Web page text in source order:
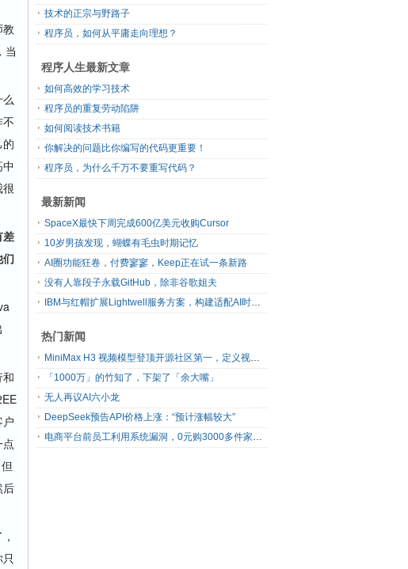
当
差
们
后
技术的正宗与野路子
程序员，如何从平庸走向理想？
程序人生最新文章
如何高效的学习技术
程序员的重复劳动陷阱
如何阅读技术书籍
你解决的问题比你编写的代码更重要！
程序员，为什么千万不要重写代码？
最新新闻
SpaceX最快下周完成600亿美元收购Cursor
10岁男孩发现，蝴蝶有毛虫时期记忆
AI圈功能狂卷，付费寥寥，Keep正在试一条新路
没有人靠段子永载GitHub，除非谷歌姐夫
IBM与红帽扩展Lightwell服务方案，构建适配AI时代开源生态的可信基础设施
热门新闻
MiniMax H3 视频模型登顶开源社区第一，定义视频模型领域“斩杀线”
「1000万」的竹知了，下架了「余大嘴」
无人再议AI六小龙
DeepSeek预告API价格上涨：“预计涨幅较大”
电商平台前员工利用系统漏洞，0元购3000多件家电！